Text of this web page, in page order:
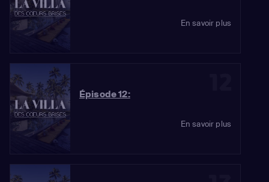
En savoir plus
Épisode 12:
En savoir plus